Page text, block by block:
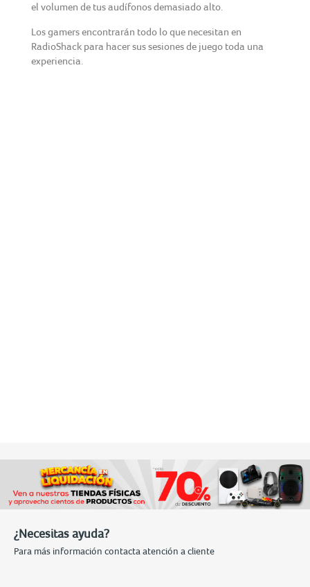
el volumen de tus audífonos demasiado alto.
Los gamers encontrarán todo lo que necesitan en
RadioShack para hacer sus sesiones de juego toda una
experiencia.
¿Necesitas ayuda?
Para más información contacta atención a cliente